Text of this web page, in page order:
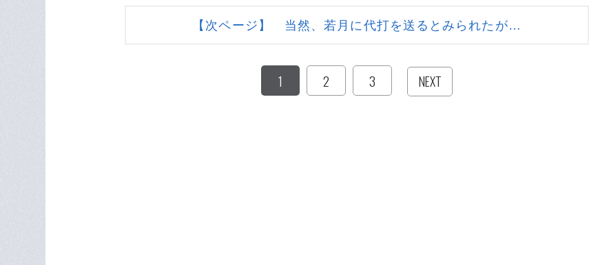
【次ページ】 当然、若月に代打を送るとみられたが…
1 2 3 NEXT